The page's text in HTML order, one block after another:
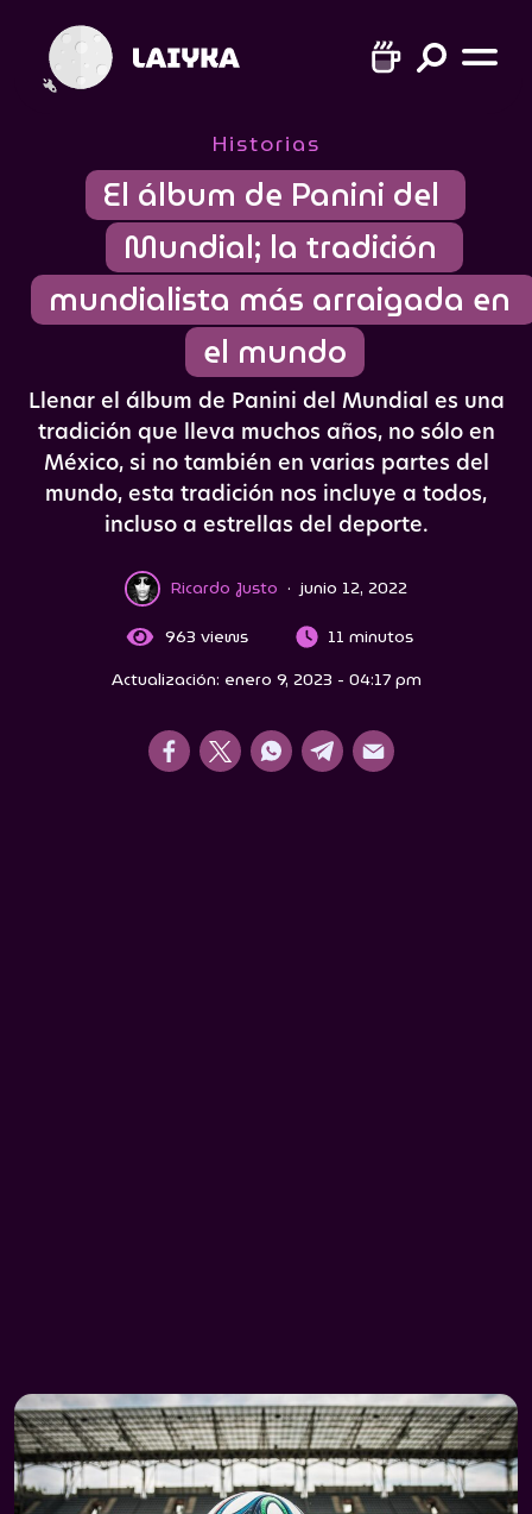
Historias
El álbum de Panini del
Mundial; la tradición
mundialista más arraigada en
el mundo
Llenar el álbum de Panini del Mundial es una
tradición que lleva muchos años, no sólo en
México, si no también en varias partes del
mundo, esta tradición nos incluye a todos,
incluso a estrellas del deporte.
Ricardo Justo · junio 12, 2022
963 views
11 minutos
Actualización: enero 9, 2023 - 04:17 pm